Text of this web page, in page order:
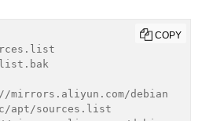
apt/sources.list
COPY